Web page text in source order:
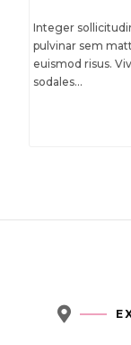
Integer
pulvinar sem
euismod risus.
sodales...
